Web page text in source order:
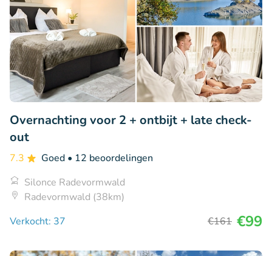
Overnachting voor 2 + ontbijt + late check-
out
7.3 Goed • 12 beoordelingen
Silonce Radevormwald
Radevormwald (38km)
Verkocht: 37
€161 €99